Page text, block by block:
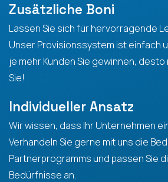
Zusätzliche Boni
Lassen Sie sich für hervorragende
Unser Provisionssystem ist einfach
je mehr Kunden Sie gewinnen,
Sie!
Individueller Ansatz
Wir wissen, dass Ihr Unternehmen
Verhandeln Sie gerne mit uns die
Partnerprogramms und passen Sie
Bedürfnisse an.